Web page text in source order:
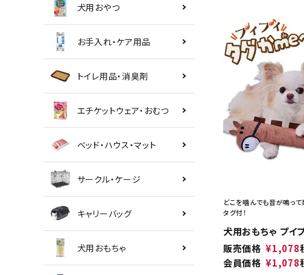
犬用おやつ
お手入れ・ケア用品
トイレ用品・消臭剤
エチケットウェア・おむつ
ベッド・ハウス・マット
サークル・ケージ
キャリーバッグ
犬用おもちゃ
どこを噛んでも音が鳴って
タグ付！
犬用おもちゃ プイ
販売価格 ¥1,078
会員価格 ¥1,078